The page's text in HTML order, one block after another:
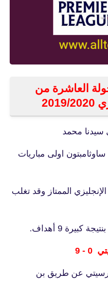
العاشرة من
سيدنا محمد
اولى مباريات
الممتاز وقد تغلب
كبيرة 9 أهداف.
عن طريق بن